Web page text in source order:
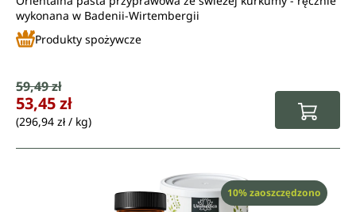
wykonana w Badenii-Wirtembergii
Produkty spożywcze
Cena sprzedaży:
Cena regularna:
59,49 zł
53,45 zł
(296,94 zł / kg)
Rabat
10% zaoszczędzono